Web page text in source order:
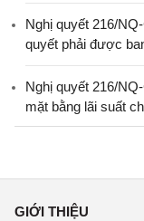
Nghị quyết 216/
quyết phải được
Nghị quyết 216/
mặt bằng lãi suất
GIỚI THIỆU